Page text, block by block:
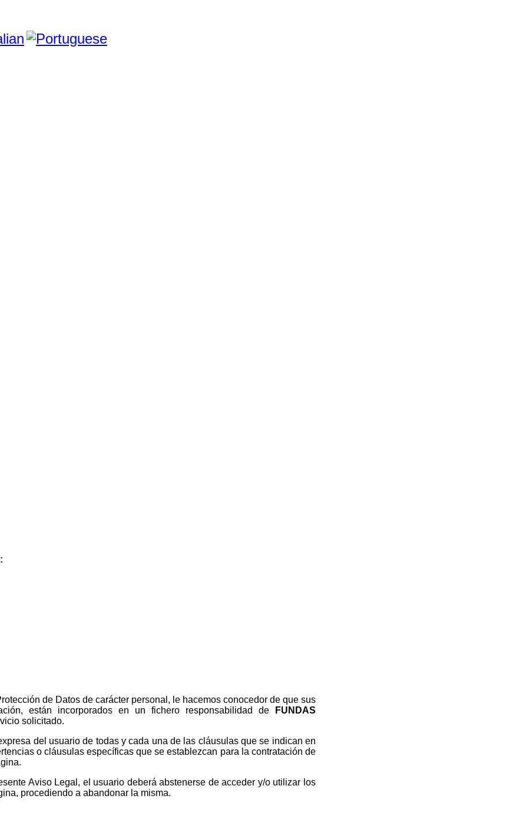
de Datos de carácter personal, le hacemos conocedor de que sus
están incorporados en un fichero responsabilidad de
FUNDAS
solicitado.
del usuario de todas y cada una de las cláusulas que se indican en
o cláusulas específicas que se establezcan para la contratación de
Aviso Legal, el usuario deberá abstenerse de acceder y/o utilizar los
procediendo a abandonar la misma.